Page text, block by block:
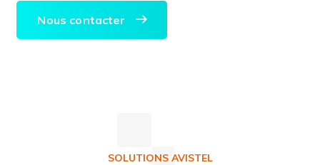
Nous contacter
SOLUTIONS AVISTEL